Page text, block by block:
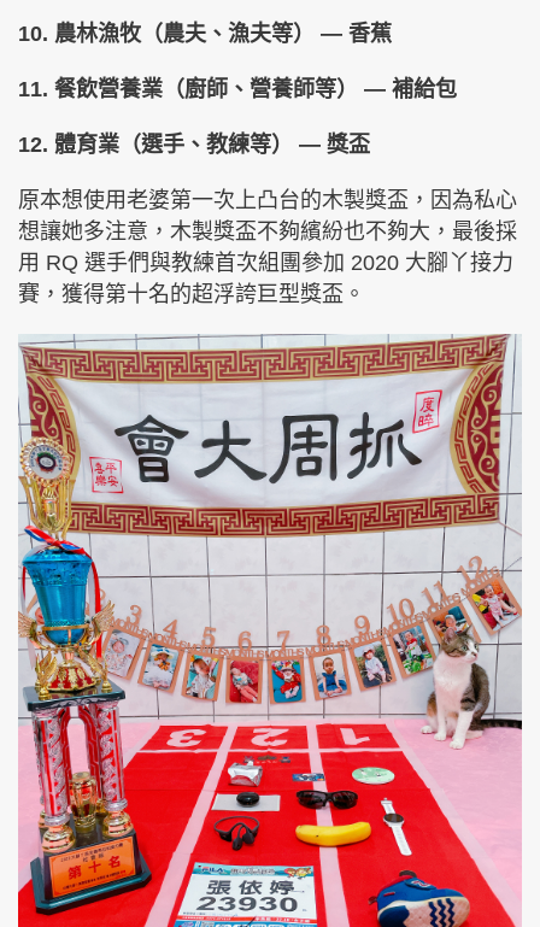
10. 農林漁牧（農夫、漁夫等） — 香蕉
11. 餐飲營養業（廚師、營養師等） — 補給包
12. 體育業（選手、教練等） — 獎盃
原本想使用老婆第一次上凸台的木製獎盃，因為私心
想讓她多注意，木製獎盃不夠繽紛也不夠大，最後採
用 RQ 選手們與教練首次組團參加 2020 大腳丫接力
賽，獲得第十名的超浮誇巨型獎盃。